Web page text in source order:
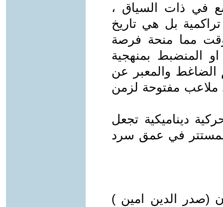
في ذات السياق ،
بل هي تاريخ
مما منحة فرصة
المنضبط بمنهجية
الضاغط والمعبر عن
ملاعب مفتوحة لزمن
ديناميكية تجعل
في عمق سرد
(صدر الدين امين )